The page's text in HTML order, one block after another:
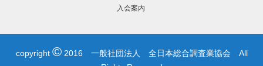
入会案内
copyright ©2016 一般社団法人 全日本総合調査業協会 All